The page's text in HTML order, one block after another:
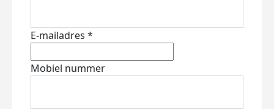
E-mailadres *
Mobiel nummer